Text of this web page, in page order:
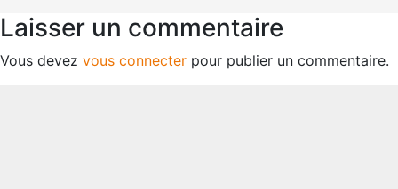
Laisser un commentaire
Vous devez vous connecter pour publier un commentaire.